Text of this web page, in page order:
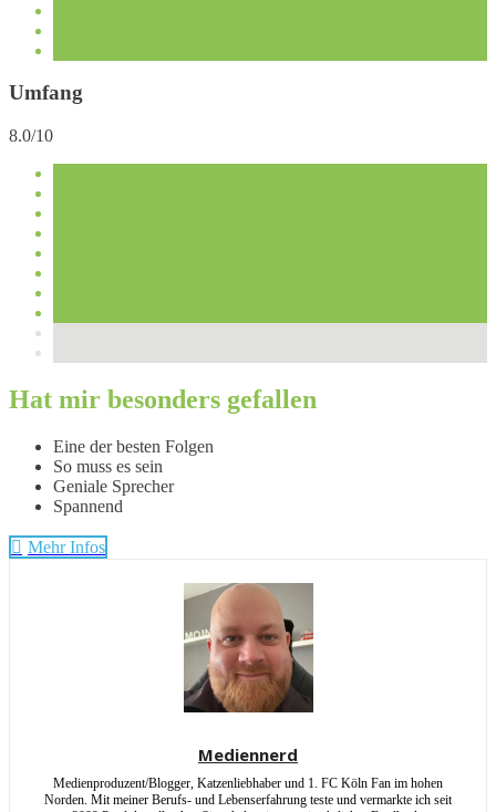
Umfang
8.0/10
Hat mir besonders gefallen
Eine der besten Folgen
So muss es sein
Geniale Sprecher
Spannend
Mehr Infos
Mediennerd
Medienproduzent/Blogger, Katzenliebhaber und 1. FC Köln Fan im hohen
Norden. Mit meiner Berufs- und Lebenserfahrung teste und vermarkte ich seit